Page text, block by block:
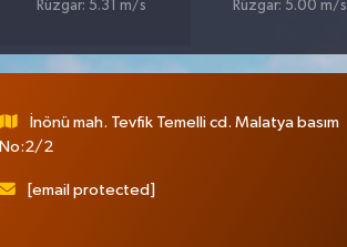
Rüzgar: 5.31 m/s
Rüzgar: 5.00 m/s
İnönü mah. Tevfik Temelli cd. Malatya basım
No:2/2
[email protected]